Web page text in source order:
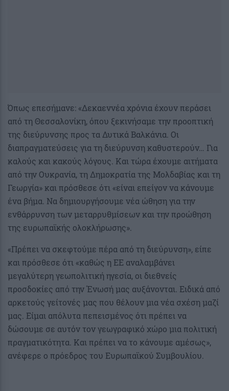
Όπως επεσήμανε: «Δεκαεννέα χρόνια έχουν περάσει
από τη Θεσσαλονίκη, όπου ξεκινήσαμε την προοπτική
της διεύρυνσης προς τα Δυτικά Βαλκάνια. Οι
διαπραγματεύσεις για τη διεύρυνση καθυστερούν… Για
καλούς και κακούς λόγους. Και τώρα έχουμε αιτήματα
από την Ουκρανία, τη Δημοκρατία της Μολδαβίας και τη
Γεωργία» και πρόσθεσε ότι «είναι επείγον να κάνουμε
ένα βήμα. Να δημιουργήσουμε νέα ώθηση για την
ενθάρρυνση των μεταρρυθμίσεων και την προώθηση
της ευρωπαϊκής ολοκλήρωσης».
«Πρέπει να σκεφτούμε πέρα από τη διεύρυνση», είπε
και πρόσθεσε ότι «καθώς η ΕΕ αναλαμβάνει
μεγαλύτερη γεωπολιτική ηγεσία, οι διεθνείς
προσδοκίες από την Ένωσή μας αυξάνονται. Ειδικά από
αρκετούς γείτονές μας που θέλουν μια νέα σχέση μαζί
μας. Είμαι απόλυτα πεπεισμένος ότι πρέπει να
δώσουμε σε αυτόν τον γεωγραφικό χώρο μια πολιτική
πραγματικότητα. Και πρέπει να το κάνουμε αμέσως»,
ανέφερε ο πρόεδρος του Ευρωπαϊκού Συμβουλίου.